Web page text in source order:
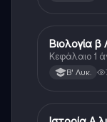
Βιολογία
Βιολογία β
Κεφάλαιο 1
Β' Λυκ.